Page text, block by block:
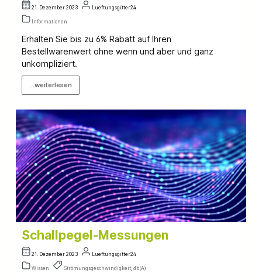
21. Dezember 2023 Lueftungsgitter24
Informationen
Erhalten Sie bis zu 6% Rabatt auf Ihren
Bestellwarenwert ohne wenn und aber und ganz
unkompliziert.
...weiterlesen
Schallpegel-Messungen
21. Dezember 2023 Lueftungsgitter24
Wissen Strömungsgeschwindigkeit, db(A)